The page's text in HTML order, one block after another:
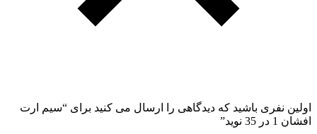
اولین نفری باشید که دیدگاهی را ارسال می کنید برای “سیم ارت
افشان 1 در 35 نوید”